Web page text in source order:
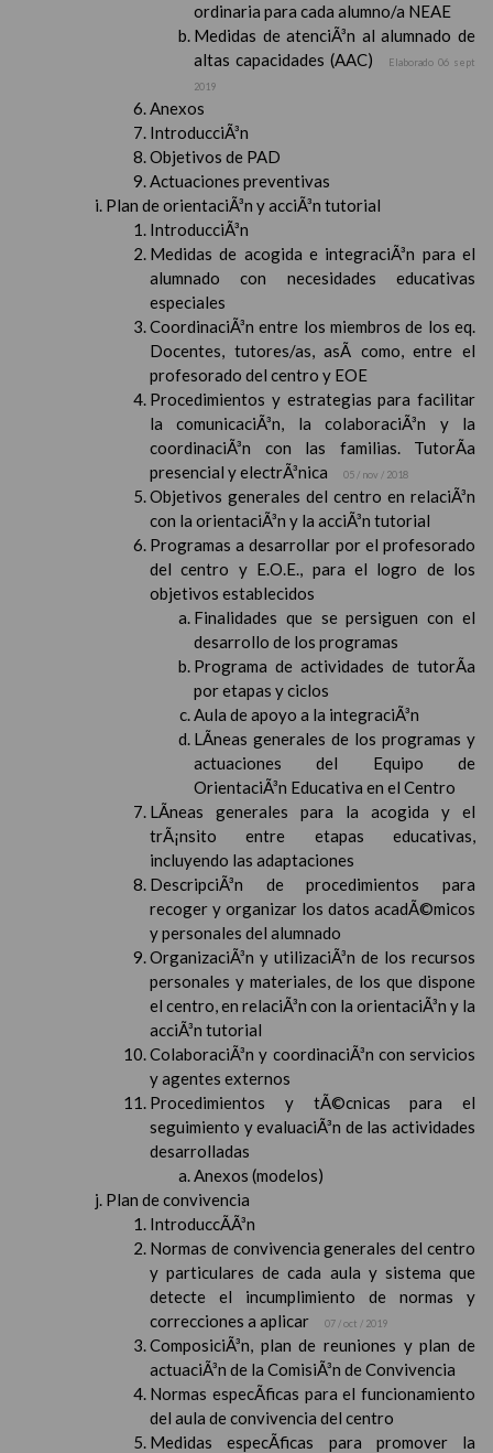
ordinaria para cada alumno/a NEAE
Medidas de atenciÃ³n al alumnado de
altas capacidades (AAC)
Elaborado 06 sept
2019
Anexos
IntroducciÃ³n
Objetivos de PAD
Actuaciones preventivas
Plan de orientaciÃ³n y acciÃ³n tutorial
IntroducciÃ³n
Medidas de acogida e integraciÃ³n para el
alumnado con necesidades educativas
especiales
CoordinaciÃ³n entre los miembros de los eq.
Docentes, tutores/as, asÃ­ como, entre el
profesorado del centro y EOE
Procedimientos y estrategias para facilitar
la comunicaciÃ³n, la colaboraciÃ³n y la
coordinaciÃ³n con las familias. TutorÃ­a
presencial y electrÃ³nica
05 / nov / 2018
Objetivos generales del centro en relaciÃ³n
con la orientaciÃ³n y la acciÃ³n tutorial
Programas a desarrollar por el profesorado
del centro y E.O.E., para el logro de los
objetivos establecidos
Finalidades que se persiguen con el
desarrollo de los programas
Programa de actividades de tutorÃ­a
por etapas y ciclos
Aula de apoyo a la integraciÃ³n
LÃ­neas generales de los programas y
actuaciones del Equipo de
OrientaciÃ³n Educativa en el Centro
LÃ­neas generales para la acogida y el
trÃ¡nsito entre etapas educativas,
incluyendo las adaptaciones
DescripciÃ³n de procedimientos para
recoger y organizar los datos acadÃ©micos
y personales del alumnado
OrganizaciÃ³n y utilizaciÃ³n de los recursos
personales y materiales, de los que dispone
el centro, en relaciÃ³n con la orientaciÃ³n y la
acciÃ³n tutorial
ColaboraciÃ³n y coordinaciÃ³n con servicios
y agentes externos
Procedimientos y tÃ©cnicas para el
seguimiento y evaluaciÃ³n de las actividades
desarrolladas
Anexos (modelos)
Plan de convivencia
IntroduccÃ­Ã³n
Normas de convivencia generales del centro
y particulares de cada aula y sistema que
detecte el incumplimiento de normas y
correcciones a aplicar
07 / oct / 2019
ComposiciÃ³n, plan de reuniones y plan de
actuaciÃ³n de la ComisiÃ³n de Convivencia
Normas especÃ­ficas para el funcionamiento
del aula de convivencia del centro
Medidas especÃ­ficas para promover la